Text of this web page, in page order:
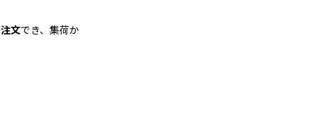
文でき、集荷か